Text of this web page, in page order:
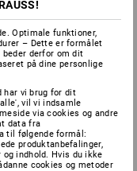
Optimale funktioner,
– Dette er formålet
beder derfor om dit
på dine personlige
har vi brug for dit
vil vi indsamle
via cookies og andre
data fra
til følgende formål:
produktanbefalinger,
indhold. Hvis du ikke
cookies og metoder